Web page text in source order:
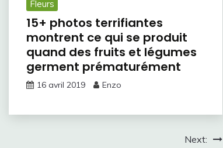
Fleurs
15+ photos terrifiantes
montrent ce qui se produit
quand des fruits et légumes
germent prématurément
16 avril 2019 Enzo
Next: